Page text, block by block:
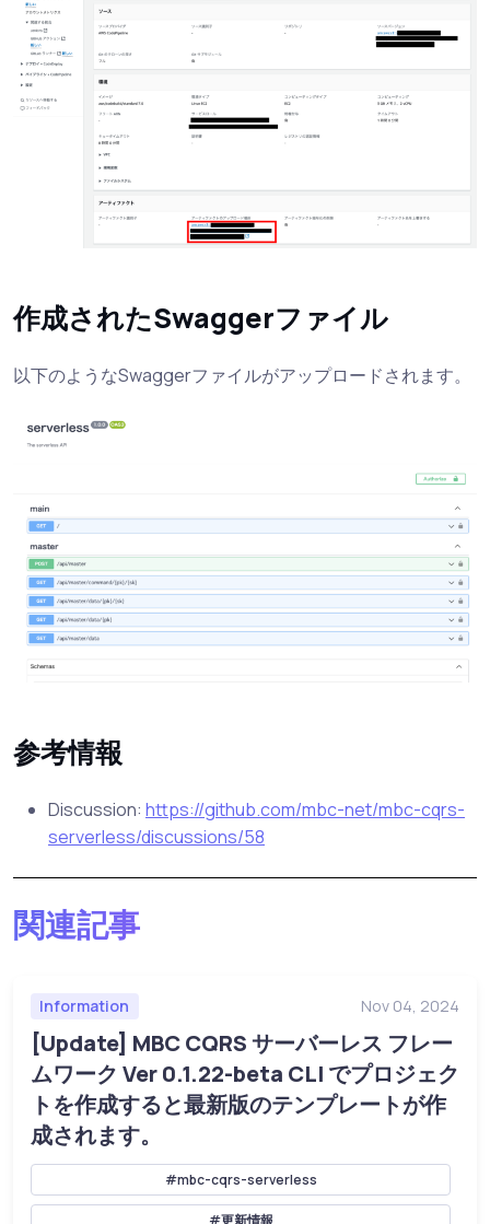
作成されたSwaggerファイル
以下のようなSwaggerファイルがアップロードされます。
参考情報
Discussion: https://github.com/mbc-net/mbc-cqrs-
serverless/discussions/58
関連記事
Information Nov 04, 2024
[Update] MBC CQRS サーバーレス フレー
ムワーク Ver 0.1.22-beta CLI でプロジェク
トを作成すると最新版のテンプレートが作
成されます。
#mbc-cqrs-serverless
#更新情報